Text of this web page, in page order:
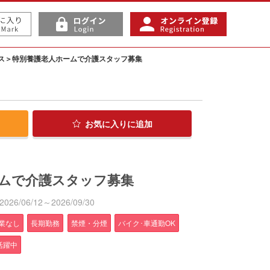
＞特別養護老人ホームで介護スタッフ募集
お気に入り に追加
で介護スタッフ募集
06/12～2026/09/30
なし 長期勤務 禁煙・分煙 バイク･車通勤OK
躍中